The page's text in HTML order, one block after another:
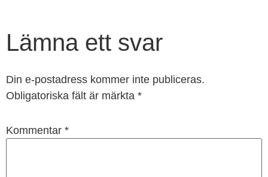
Lämna ett svar
Din e-postadress kommer inte publiceras.
Obligatoriska fält är märkta *
Kommentar *